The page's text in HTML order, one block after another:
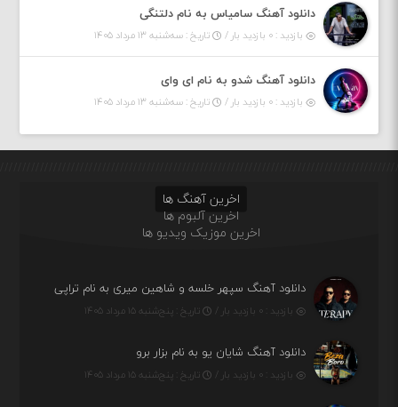
دانلود آهنگ سامیاس به نام دلتنگی
بازدید : ۰ بازدید بار / تاریخ : سه‌شنبه ۱۳ مرداد ۱۴۰۵
دانلود آهنگ شدو به نام ای وای
بازدید : ۰ بازدید بار / تاریخ : سه‌شنبه ۱۳ مرداد ۱۴۰۵
اخرین آهنگ ها
اخرین آلبوم ها
اخرین موزیک ویدیو ها
دانلود آهنگ سپهر خلسه و شاهین میری به نام تراپی
بازدید : ۰ بازدید بار / تاریخ : پنج‌شنبه ۱۵ مرداد ۱۴۰۵
دانلود آهنگ شایان یو به نام بزار برو
بازدید : ۰ بازدید بار / تاریخ : پنج‌شنبه ۱۵ مرداد ۱۴۰۵